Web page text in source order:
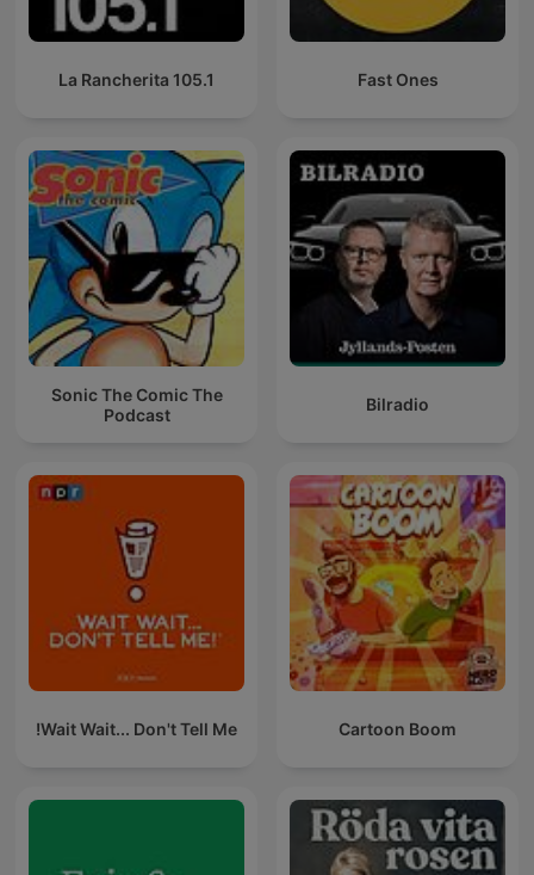
Fast Ones
La Rancherita 105.1
Bilradio
Sonic The Comic The
Podcast
Cartoon Boom
Wait Wait... Don't Tell Me!